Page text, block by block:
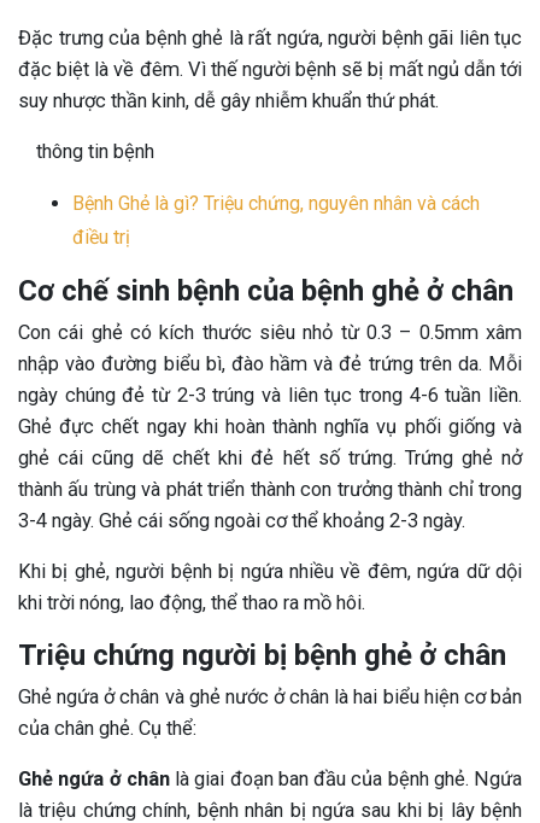
Đặc trưng của bệnh ghẻ là rất ngứa, người bệnh gãi liên tục
đặc biệt là về đêm. Vì thế người bệnh sẽ bị mất ngủ dẫn tới
suy nhược thần kinh, dễ gây nhiễm khuẩn thứ phát.
thông tin bệnh
Bệnh Ghẻ là gì? Triệu chứng, nguyên nhân và cách
điều trị
Cơ chế sinh bệnh của bệnh ghẻ ở chân
Con cái ghẻ có kích thước siêu nhỏ từ 0.3 – 0.5mm xâm
nhập vào đường biểu bì, đào hầm và đẻ trứng trên da. Mỗi
ngày chúng đẻ từ 2-3 trúng và liên tục trong 4-6 tuần liền.
Ghẻ đực chết ngay khi hoàn thành nghĩa vụ phối giống và
ghẻ cái cũng dẽ chết khi đẻ hết số trứng. Trứng ghẻ nở
thành ấu trùng và phát triển thành con trưởng thành chỉ trong
3-4 ngày. Ghẻ cái sống ngoài cơ thể khoảng 2-3 ngày.
Khi bị ghẻ, người bệnh bị ngứa nhiều về đêm, ngứa dữ dội
khi trời nóng, lao động, thể thao ra mồ hôi.
Triệu chứng người bị bệnh ghẻ ở chân
Ghẻ ngứa ở chân và ghẻ nước ở chân là hai biểu hiện cơ bản
của chân ghẻ. Cụ thể:
Ghẻ ngứa ở chânlà giai đoạn ban đầu của bệnh ghẻ. Ngứa
là triệu chứng chính, bệnh nhân bị ngứa sau khi bị lây bệnh